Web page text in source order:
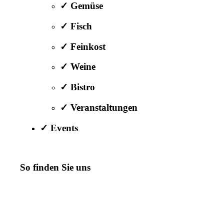
✓ Gemüse
✓ Fisch
✓ Feinkost
✓ Weine
✓ Bistro
✓ Veranstaltungen
✓ Events
So finden Sie uns